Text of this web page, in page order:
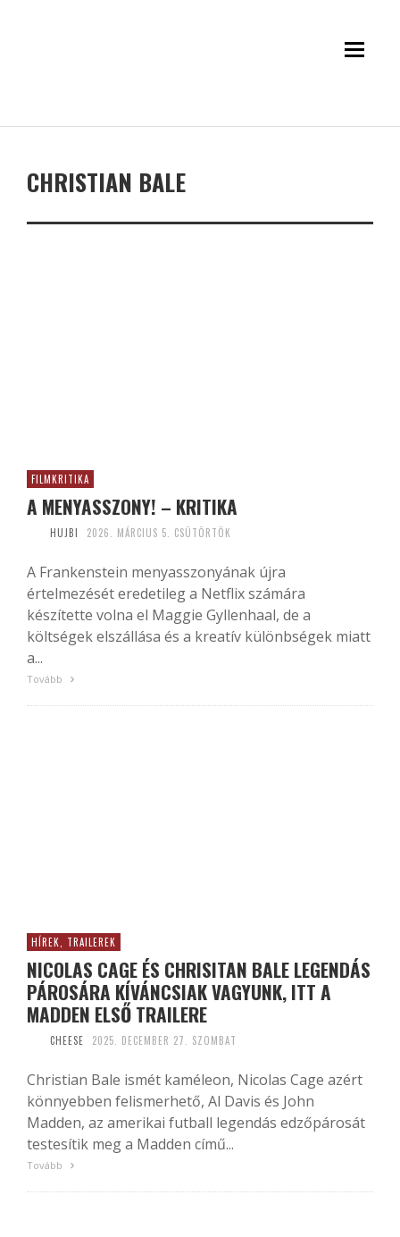
CHRISTIAN BALE
FILMKRITIKA
A MENYASSZONY! – KRITIKA
HUJBI 2026. MÁRCIUS 5. CSÜTÖRTÖK
A Frankenstein menyasszonyának újra
értelmezését eredetileg a Netflix számára
készítette volna el Maggie Gyllenhaal, de a
költségek elszállása és a kreatív különbségek miatt
a...
Tovább
HÍREK, TRAILEREK
NICOLAS CAGE ÉS CHRISITAN BALE LEGENDÁS
PÁROSÁRA KÍVÁNCSIAK VAGYUNK, ITT A
MADDEN ELSŐ TRAILERE
CHEESE 2025. DECEMBER 27. SZOMBAT
Christian Bale ismét kaméleon, Nicolas Cage azért
könnyebben felismerhető, Al Davis és John
Madden, az amerikai futball legendás edzőpárosát
testesítik meg a Madden című...
Tovább